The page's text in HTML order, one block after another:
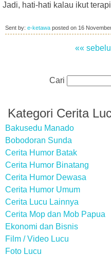
Jadi, hati-hati kalau ikut
Sent by: e-ketawa posted on 16
««
Cari
Kategori Cerita
Bakusedu Manado
Bobodoran Sunda
Cerita Humor Batak
Cerita Humor Binatang
Cerita Humor Dewasa
Cerita Humor Umum
Cerita Lucu Lainnya
Cerita Mop dan Mob Papua
Ekonomi dan Bisnis
Film / Video Lucu
Foto Lucu